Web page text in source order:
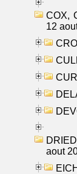
COX,
12
aout